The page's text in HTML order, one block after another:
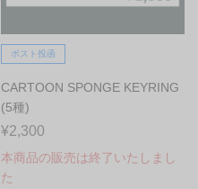
ポスト投函
CARTOON SPONGE KEYRING
(5種)
¥2,300
本商品の販売は終了いたしまし
た